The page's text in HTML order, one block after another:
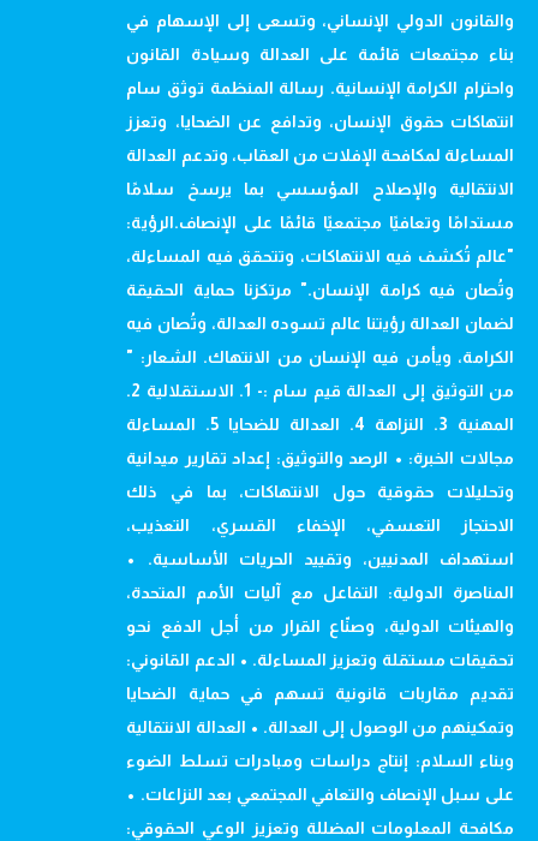
والقانون الدولي الإنساني، وتسعى إلى الإسهام في
بناء مجتمعات قائمة على العدالة وسيادة القانون
واحترام الكرامة الإنسانية. رسالة المنظمة توثق سام
انتهاكات حقوق الإنسان، وتدافع عن الضحايا، وتعزز
المساءلة لمكافحة الإفلات من العقاب، وتدعم العدالة
الانتقالية والإصلاح المؤسسي بما يرسخ سلامًا
مستدامًا وتعافيًا مجتمعيًا قائمًا على الإنصاف.الرؤية:
"عالم تُكشف فيه الانتهاكات، وتتحقق فيه المساءلة،
وتُصان فيه كرامة الإنسان." مرتكزنا حماية الحقيقة
لضمان العدالة رؤيتنا عالم تسوده العدالة، وتُصان فيه
الكرامة، ويأمن فيه الإنسان من الانتهاك. الشعار: "
من التوثيق إلى العدالة قيم سام :- 1. الاستقلالية 2.
المهنية 3. النزاهة 4. العدالة للضحايا 5. المساءلة
مجالات الخبرة: • الرصد والتوثيق: إعداد تقارير ميدانية
وتحليلات حقوقية حول الانتهاكات، بما في ذلك
الاحتجاز التعسفي، الإخفاء القسري، التعذيب،
استهداف المدنيين، وتقييد الحريات الأساسية. •
المناصرة الدولية: التفاعل مع آليات الأمم المتحدة،
والهيئات الدولية، وصنّاع القرار من أجل الدفع نحو
تحقيقات مستقلة وتعزيز المساءلة. • الدعم القانوني:
تقديم مقاربات قانونية تسهم في حماية الضحايا
وتمكينهم من الوصول إلى العدالة. • العدالة الانتقالية
وبناء السلام: إنتاج دراسات ومبادرات تسلط الضوء
على سبل الإنصاف والتعافي المجتمعي بعد النزاعات. •
مكافحة المعلومات المضللة وتعزيز الوعي الحقوقي: